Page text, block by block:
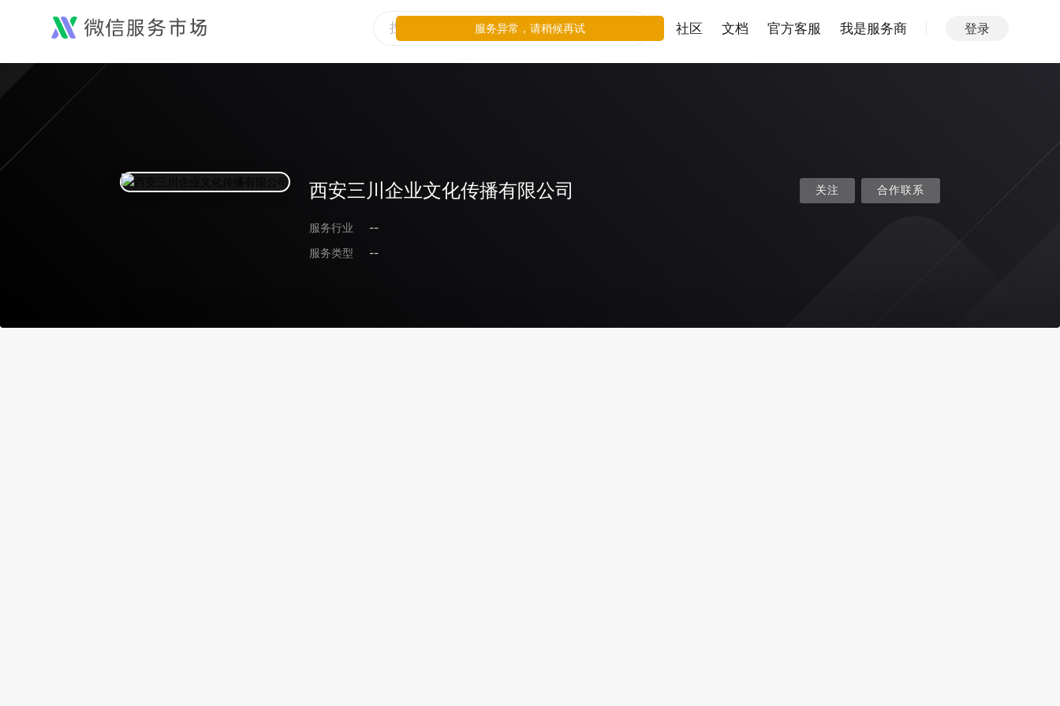
社区 文档 官方客服 我是服务商 登录
西安三川企业文化传播有限公司
服务行业
--
服务类型
--
关注 合作联系
服务异常，请稍候再试